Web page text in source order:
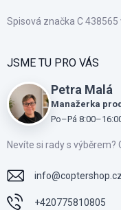
Spisová značka C
JSME TU PRO VÁS
Petra Malá
Manažerka
Po–Pá
Nevíte si rady s výběrem?
info@coptershop.cz
+420775810805